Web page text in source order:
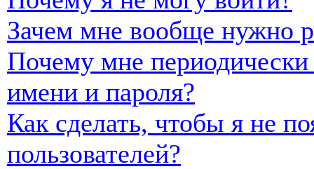
Зачем мне вообще нужно
Почему мне периодически
имени и пароля?
Как сделать, чтобы я не
пользователей?